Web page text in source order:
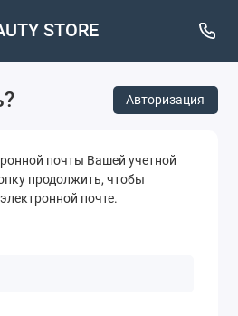
STORE
Авторизация
почты Вашей учетной
продолжить, чтобы
почте.